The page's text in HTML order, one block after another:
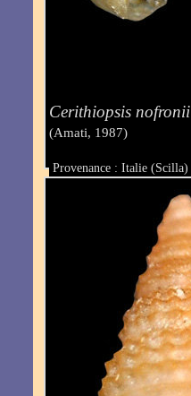
Cerithiopsis nofronii
(Amati, 1987)
Provenance : Italie (Scilla)
Taille : 1.40 mm